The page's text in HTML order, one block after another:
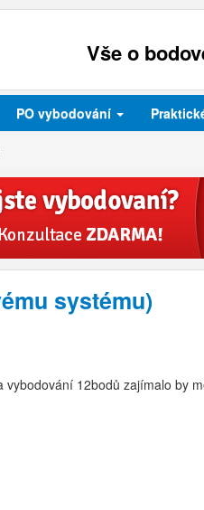
Vše o
PO vybodování
systému)
12bodů zajímalo by